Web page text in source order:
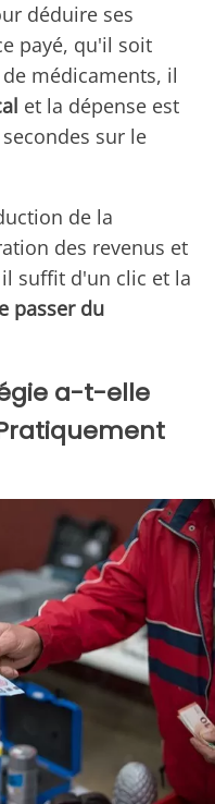
déduire ses
payé, qu'il soit
médicaments, il
et la dépense est
sur le
de la
des revenus et
suffit d'un clic et la
passer du
a-t-elle